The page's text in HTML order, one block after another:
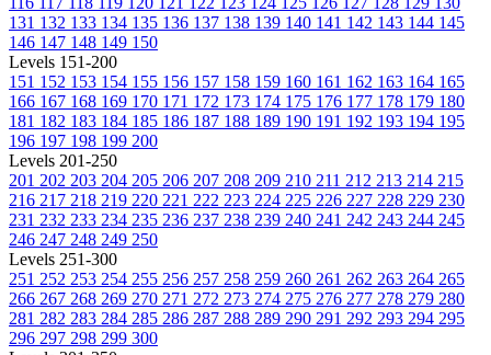
131 132 133 134 135 136 137 138 139 140 141 142 143 144 145
146 147 148 149 150
Levels 151-200
151 152 153 154 155 156 157 158 159 160 161 162 163 164 165
166 167 168 169 170 171 172 173 174 175 176 177 178 179 180
181 182 183 184 185 186 187 188 189 190 191 192 193 194 195
196 197 198 199 200
Levels 201-250
201 202 203 204 205 206 207 208 209 210 211 212 213 214 215
216 217 218 219 220 221 222 223 224 225 226 227 228 229 230
231 232 233 234 235 236 237 238 239 240 241 242 243 244 245
246 247 248 249 250
Levels 251-300
251 252 253 254 255 256 257 258 259 260 261 262 263 264 265
266 267 268 269 270 271 272 273 274 275 276 277 278 279 280
281 282 283 284 285 286 287 288 289 290 291 292 293 294 295
296 297 298 299 300